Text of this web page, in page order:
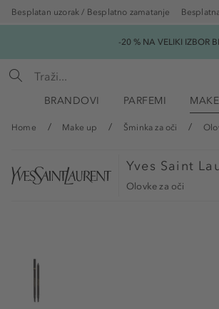
Besplatan uzorak / Besplatno zamatanje
-20 % NA VELIKI IZBOR
BRANDOVI PARFEMI
Home Make up Šminka za oči
Yves Saint
Olovke za oči